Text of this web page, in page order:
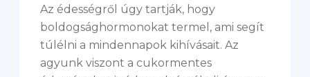
Az édességről úgy tartják, hogy
boldogsághormonokat termel, ami segít
túlélni a mindennapok kihívásait. Az
agyunk viszont a cukormentes